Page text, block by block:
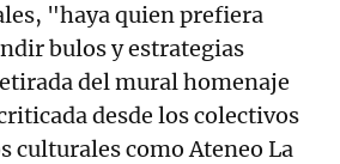
"haya quien prefiera
bulos y estrategias
del mural homenaje
desde los colectivos
culturales como Ateneo La